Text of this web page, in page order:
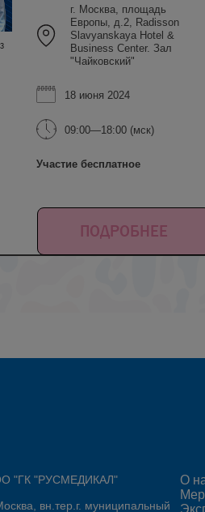
г. Москва, площадь
Европы, д.2, Radisson
Slavyanskaya Hotel &
Business Center. Зал
"Чайковский"
18 июня 2024
09:00—18:00 (мск)
Участие бесплатное
ПОДРОБНЕЕ
"ГК "РУСМЕДИКАЛ"
вн.тер.г. муниципальный
О